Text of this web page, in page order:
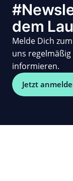
dem
Melde Dich
uns
informieren.
Jetzt